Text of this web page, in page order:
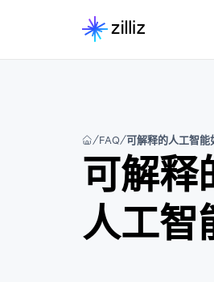
FAQ 可解释的人工智能
可解释
人工智